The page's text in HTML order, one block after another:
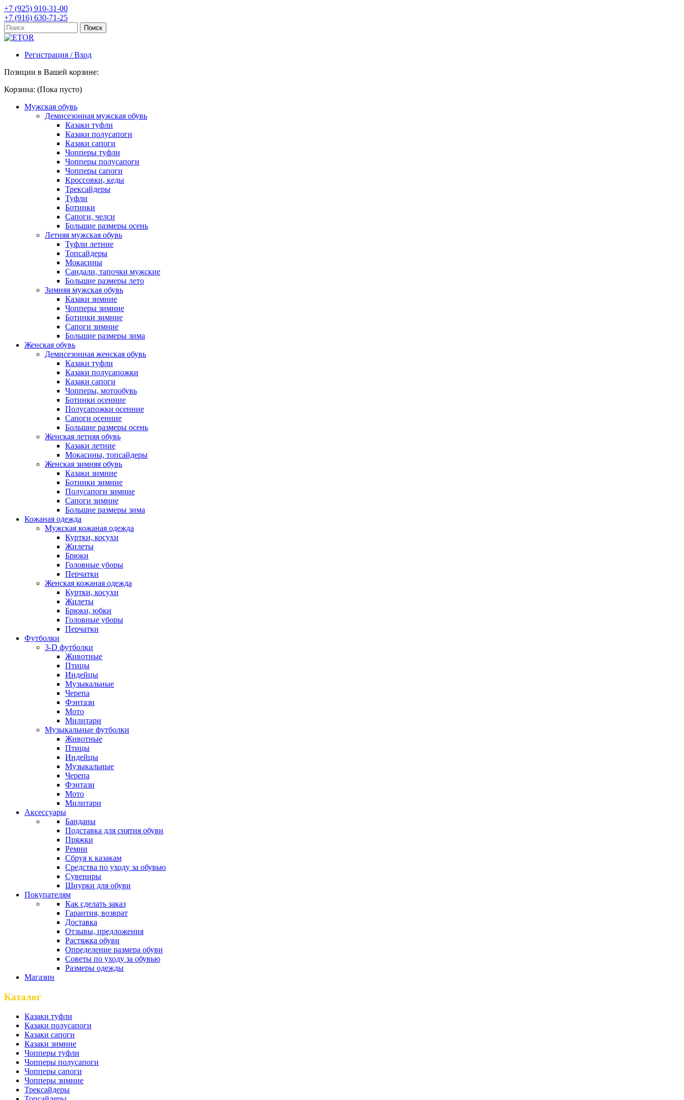
+7 (925) 910-31-00
+7 (916) 630-71-25
Регистрация / Вход
Позиции в Вашей корзине:
Корзина: (Пока пусто)
Мужская обувь
Демисезонная мужская обувь
Казаки туфли
Казаки полусапоги
Казаки сапоги
Чопперы туфли
Чопперы полусапоги
Чопперы сапоги
Кроссовки, кеды
Трексайдеры
Туфли
Ботинки
Сапоги, челси
Большие размеры осень
Летняя мужская обувь
Туфли летние
Топсайдеры
Мокасины
Сандали, тапочки мужские
Большие размеры лето
Зимняя мужская обувь
Казаки зимние
Чопперы зимние
Ботинки зимние
Сапоги зимние
Большие размеры зима
Женская обувь
Демисезонная женская обувь
Казаки туфли
Казаки полусапожки
Казаки сапоги
Чопперы, мотообувь
Ботинки осенние
Полусапожки осенние
Сапоги осенние
Большие размеры осень
Женская летняя обувь
Казаки летние
Мокасины, топсайдеры
Женская зимняя обувь
Казаки зимние
Ботинки зимние
Полусапоги зимние
Сапоги зимние
Большие размеры зима
Кожаная одежда
Мужская кожаная одежда
Куртки, косухи
Жилеты
Брюки
Головные уборы
Перчатки
Женская кожаная одежда
Куртки, косухи
Жилеты
Брюки, юбки
Головные уборы
Перчатки
Футболки
3-D футболки
Животные
Птицы
Индейцы
Музыкальные
Черепа
Фэнтази
Мото
Милитари
Музыкальные футболки
Животные
Птицы
Индейцы
Музыкальные
Черепа
Фэнтази
Мото
Милитари
Аксессуары
Банданы
Подставка для снятия обуви
Пряжки
Ремни
Сбруя к казакам
Средства по уходу за обувью
Сувениры
Шнурки для обуви
Покупателям
Как сделать заказ
Гарантия, возврат
Доставка
Отзывы, предложения
Растяжка обуви
Определение размера обуви
Советы по уходу за обувью
Размеры одежды
Магазин
Каталог
Казаки туфли
Казаки полусапоги
Казаки сапоги
Казаки зимние
Чопперы туфли
Чопперы полусапоги
Чопперы сапоги
Чопперы зимние
Трексайдеры